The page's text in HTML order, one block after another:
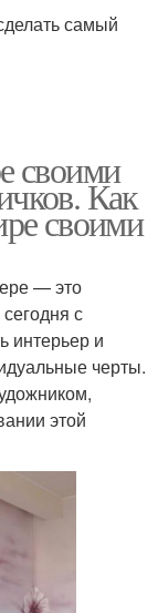
самый
своими
Как
своими
— это
с
интерьер и
черты.
этой